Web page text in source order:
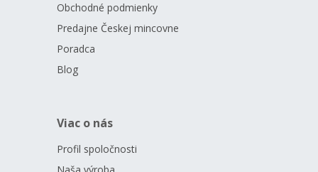
Obchodné podmienky
Predajne Českej mincovne
Poradca
Blog
Viac o nás
Profil spoločnosti